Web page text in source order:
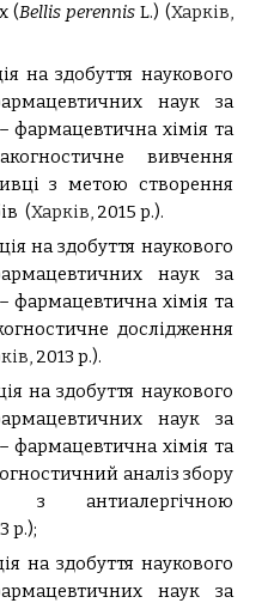
(Bellis perennis L.) (Харків,
на здобуття наукового
наук за
фармацевтична хімія та
вивчення
з метою створення
(Харків, 2015 р.).
на здобуття наукового
наук за
фармацевтична хімія та
дослідження
2013 р.).
на здобуття наукового
наук за
фармацевтична хімія та
аналіз збору
з антиалергічною
р.);
на здобуття наукового
наук за